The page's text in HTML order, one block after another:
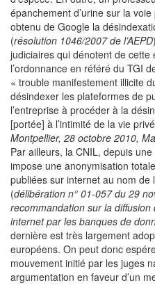
épanchement d’urine sur la
obtenu de Google la
(résolution 1046/2007 de l’AEPD
judiciaires qui dénotent de cette
l’ordonnance en référé du TGI
« trouble manifestement illicite
désindexer les plateformes de
l’entreprise à procéder à la
[portée] à l’intimité de la vie
Montpellier, 28 octobre 2010,
Par ailleurs, la CNIL, depuis
impose une anonymisation
publiées sur internet au nom de
(délibération n° 01-057 du 29
recommandation sur la
internet par les banques de
dernière est très largement
européens. On peut donc
mouvement initié par les juges
argumentation en faveur d’un